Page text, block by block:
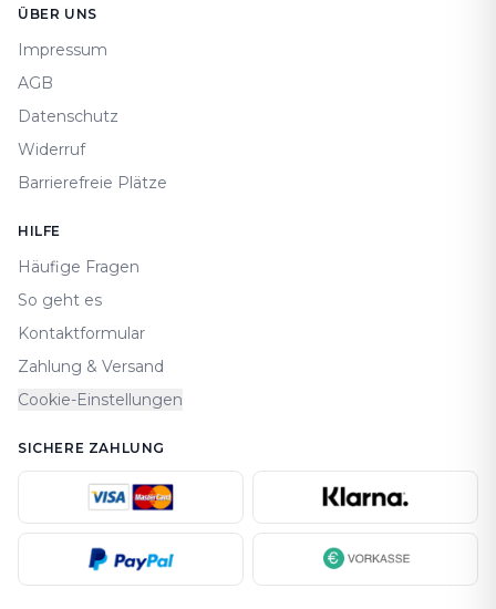
ÜBER UNS
Impressum
AGB
Datenschutz
Widerruf
Barrierefreie Plätze
HILFE
Häufige Fragen
So geht es
Kontaktformular
Zahlung & Versand
Cookie-Einstellungen
SICHERE ZAHLUNG